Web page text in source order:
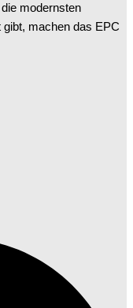
modernsten
gibt, machen das EPC